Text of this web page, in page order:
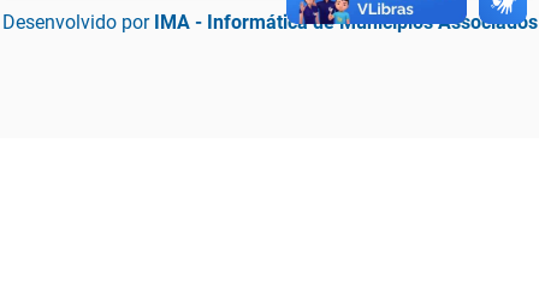
Desenvolvido por IMA - Informática de Municípios Associados